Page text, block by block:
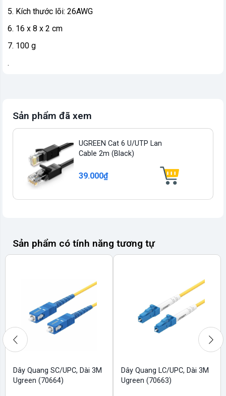
5. Kích thước lõi: 26AWG
6. 16 x 8 x 2 cm
7. 100 g
.
Sản phẩm đã xem
UGREEN Cat 6 U/UTP Lan
Cable 2m (Black)
39.000₫
Sản phẩm có tính năng tương tự
Dây Quang SC/UPC, Dài 3M
Ugreen (70664)
Dây Quang LC/UPC, Dài 3M
Ugreen (70663)